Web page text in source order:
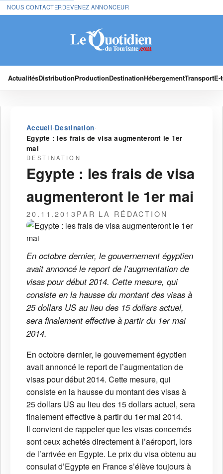
NOUS CONTACTERDEVENEZ ANNONCEUR
ActualitésDistributionProductionDestinationHébergementTransport
Accueil›Destination›
Egypte : les frais de visa augmenteront le 1er
mai
DESTINATION
Egypte : les frais de visa
augmenteront le 1er mai
20.11.2013PAR LA RÉDACTION
En octobre dernier, le gouvernement égyptien
avait annoncé le report de l’augmentation de
visas pour début 2014. Cette mesure, qui
consiste en la hausse du montant des visas à
25 dollars US au lieu des 15 dollars actuel,
sera finalement effective à partir du 1er mai
2014.
En octobre dernier, le gouvernement égyptien
avait annoncé le report de l’augmentation de
visas pour début 2014. Cette mesure, qui
consiste en la hausse du montant des visas à
25 dollars US au lieu des 15 dollars actuel, sera
finalement effective à partir du 1er mai 2014.
Il convient de rappeler que les visas concernés
sont ceux achetés directement à l’aéroport, lors
de l’arrivée en Egypte. Le prix du visa obtenu au
consulat d’Egypte en France s’élève toujours à